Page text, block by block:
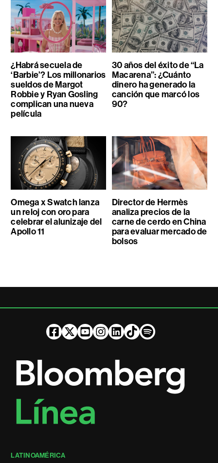
¿Habrá secuela de
‘Barbie’? Los millonarios
sueldos de Margot
Robbie y Ryan Gosling
complican una nueva
película
30 años del éxito de “La
Macarena”: ¿Cuánto
dinero ha generado la
canción que marcó los
90?
Omega x Swatch lanza
un reloj con oro para
celebrar el alunizaje del
Apollo 11
Director de Hermès
analiza precios de la
carne de cerdo en China
para evaluar mercado de
bolsos
LATINOAMÉRICA